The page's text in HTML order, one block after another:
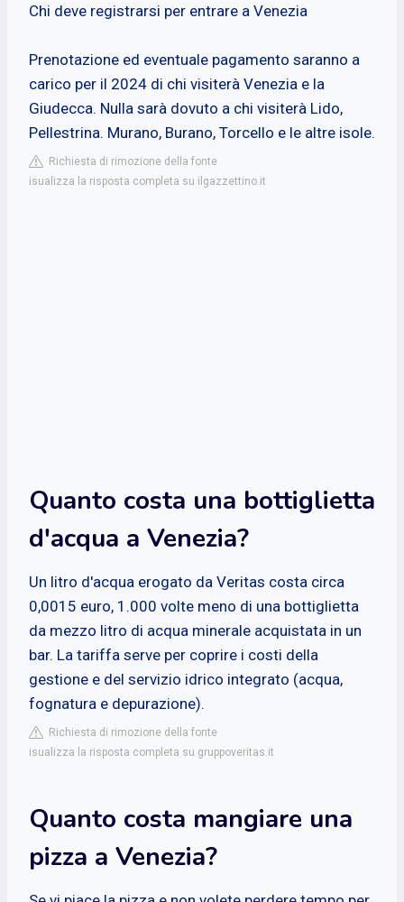
Chi deve registrarsi per entrare a Venezia
Prenotazione ed eventuale pagamento saranno a
carico per il 2024 di chi visiterà Venezia e la
Giudecca. Nulla sarà dovuto a chi visiterà Lido,
Pellestrina. Murano, Burano, Torcello e le altre isole.
Richiesta di rimozione della fonte
isualizza la risposta completa su ilgazzettino.it
Quanto costa una bottiglietta
d'acqua a Venezia?
Un litro d'acqua erogato da Veritas costa circa
0,0015 euro, 1.000 volte meno di una bottiglietta
da mezzo litro di acqua minerale acquistata in un
bar. La tariffa serve per coprire i costi della
gestione e del servizio idrico integrato (acqua,
fognatura e depurazione).
Richiesta di rimozione della fonte
isualizza la risposta completa su gruppoveritas.it
Quanto costa mangiare una
pizza a Venezia?